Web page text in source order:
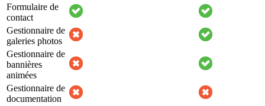
Formulaire de
contact
Gestionnaire de
galeries photos
Gestionnaire de
bannières
animées
Gestionnaire de
documentation